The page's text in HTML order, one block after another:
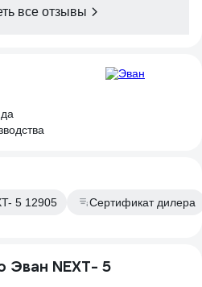
заменено и
все отзывы
5 12905 Сертификат дилера
Эван NEXT- 5